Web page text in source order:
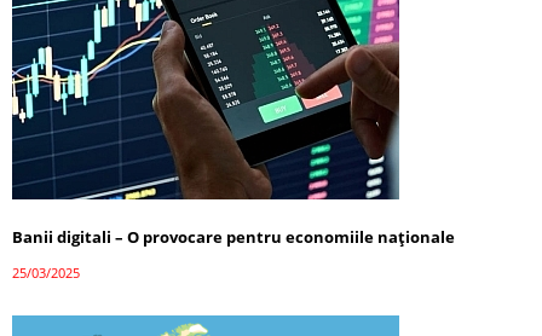
Banii digitali – O provocare pentru economiile naționale
25/03/2025